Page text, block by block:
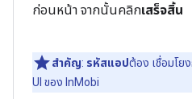
ก่อนหน้า จากนั้นคลิกเสร็จสิ้น
สำคัญ: รหัสแอปต้อง เชื่อมโย
UI ของ InMobi